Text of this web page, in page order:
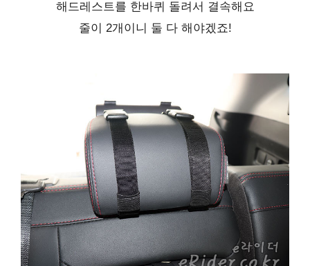
해드레스트를 한바퀴 돌려서 결속해요
줄이 2개이니 둘 다 해야겠죠!